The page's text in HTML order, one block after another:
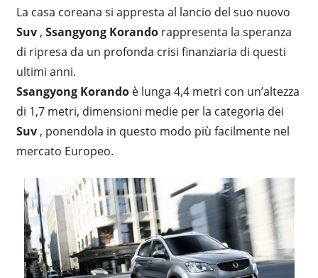
La casa coreana si appresta al lancio del suo nuovo
Suv , Ssangyong Korandorappresenta la speranza
di ripresa da un profonda crisi finanziaria di questi
ultimi anni.
Ssangyong Korandoè lunga 4,4 metri con un’altezza
di 1,7 metri, dimensioni medie per la categoria dei
Suv , ponendola in questo modo più facilmente nel
mercato Europeo.